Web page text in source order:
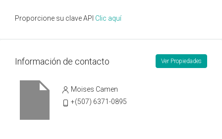
Proporcione su clave API Clic aquí
Información de contacto Ver Propiedades
Moises Camen
+(507) 6371-0895